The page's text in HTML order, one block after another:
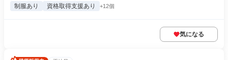
制服あり 資格取得支援あり +12個
気になる